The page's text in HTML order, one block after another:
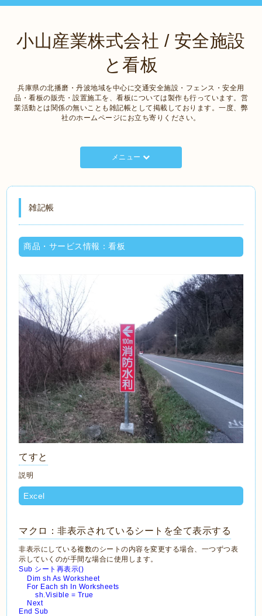
小山産業株式会社 / 安全施設
と看板
兵庫県の北播磨・丹波地域を中心に交通安全施設・フェンス・安全用
品・看板の販売・設置施工を、看板については製作も行っています。営
業活動とは関係の無いことも雑記帳として掲載しております。一度、弊
社のホームページにお立ち寄りください。
メニュー
雑記帳
商品・サービス情報：看板
てすと
説明
Excel
マクロ：非表示されているシートを全て表示する
非表示にしている複数のシートの内容を変更する場合、一つずつ表
示していくのが手間な場合に使用します。
Sub シート再表示()
Dim sh As Worksheet
For Each sh In Worksheets
sh.Visible = True
Next
End Sub